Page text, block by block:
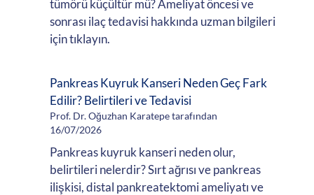
tümörü küçültür mü? Ameliyat öncesi ve
sonrası ilaç tedavisi hakkında uzman bilgileri
için tıklayın.
Pankreas Kuyruk Kanseri Neden Geç Fark
Edilir? Belirtileri ve Tedavisi
Prof. Dr. Oğuzhan Karatepe tarafından
16/07/2026
Pankreas kuyruk kanseri neden olur,
belirtileri nelerdir? Sırt ağrısı ve pankreas
ilişkisi, distal pankreatektomi ameliyatı ve